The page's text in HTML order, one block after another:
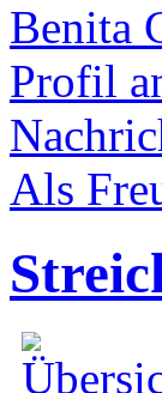
Benita
Profil
Als